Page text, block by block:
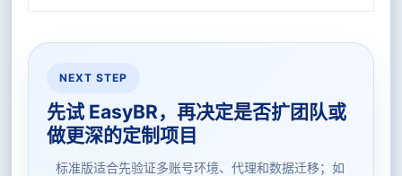
NEXT STEP
先试 EasyBR，再决定是否扩团队或
做更深的定制项目
标准版适合先验证多账号环境、代理和数据迁移；如